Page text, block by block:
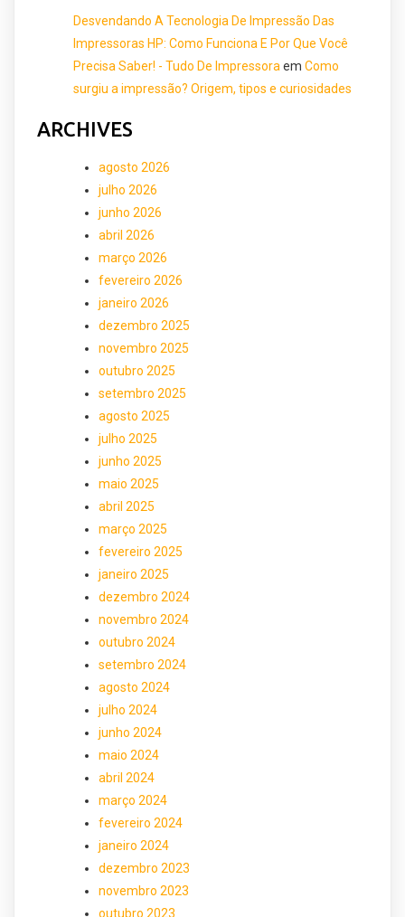
Desvendando A Tecnologia De Impressão Das
Impressoras HP: Como Funciona E Por Que Você
Precisa Saber! - Tudo De Impressoraem Como
surgiu a impressão? Origem, tipos e curiosidades
ARCHIVES
agosto 2026
julho 2026
junho 2026
abril 2026
março 2026
fevereiro 2026
janeiro 2026
dezembro 2025
novembro 2025
outubro 2025
setembro 2025
agosto 2025
julho 2025
junho 2025
maio 2025
abril 2025
março 2025
fevereiro 2025
janeiro 2025
dezembro 2024
novembro 2024
outubro 2024
setembro 2024
agosto 2024
julho 2024
junho 2024
maio 2024
abril 2024
março 2024
fevereiro 2024
janeiro 2024
dezembro 2023
novembro 2023
outubro 2023